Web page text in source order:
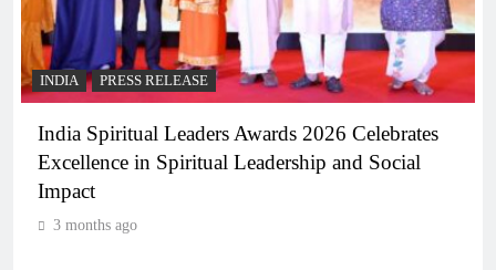
INDIA PRESS RELEASE
India Spiritual Leaders Awards 2026 Celebrates
Excellence in Spiritual Leadership and Social
Impact
3 months ago